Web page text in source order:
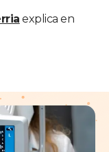
explica en